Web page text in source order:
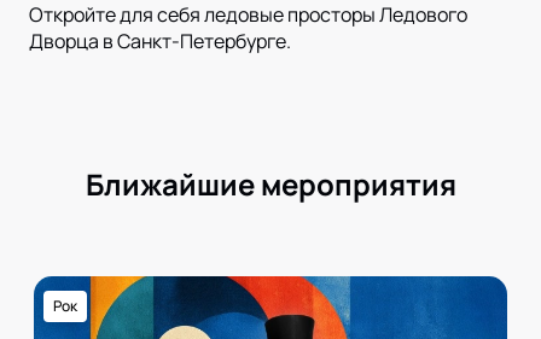
Откройте для себя ледовые просторы Ледового
Дворца в Санкт-Петербурге.
Ближайшие мероприятия
Рок